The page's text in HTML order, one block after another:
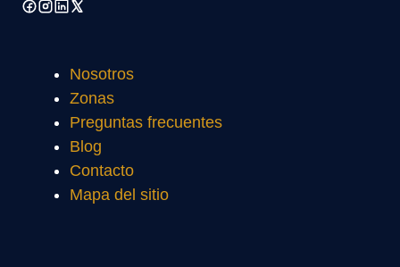
Nosotros
Zonas
Preguntas frecuentes
Blog
Contacto
Mapa del sitio